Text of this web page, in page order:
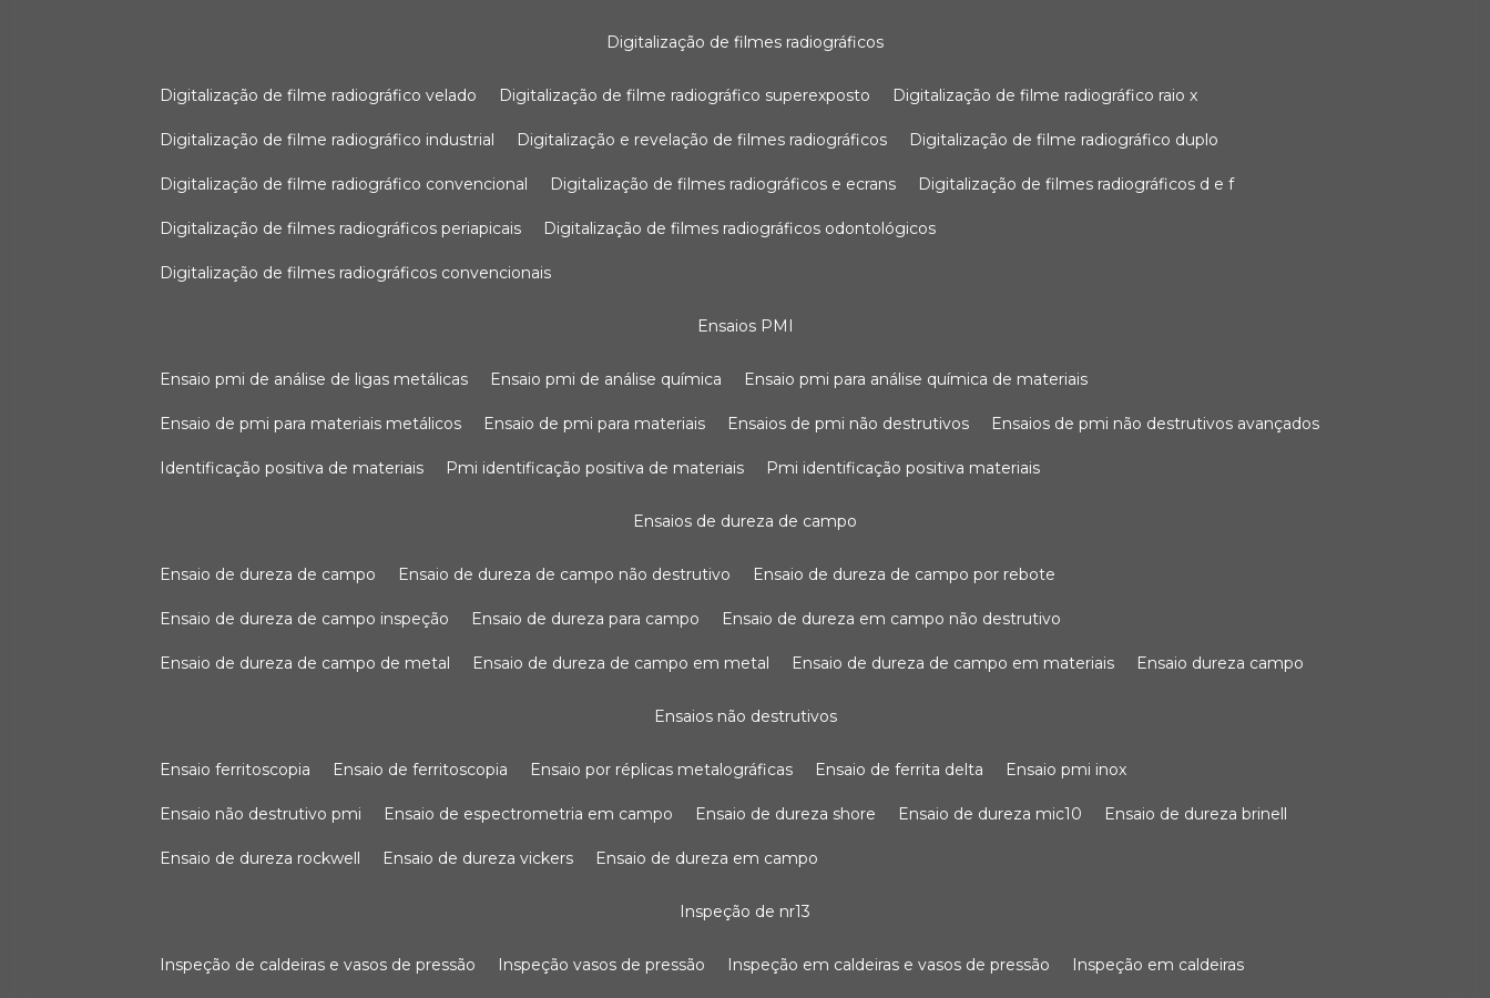
digitalização de filmes radiográficos
digitalização de filme radiográfico velado digitalização de filme radiográfico superexposto digitalização de filme radiográfico raio x
digitalização de filme radiográfico industrial digitalização e revelação de filmes radiográficos digitalização de filme radiográfico duplo
digitalização de filme radiográfico convencional digitalização de filmes radiográficos e ecrans digitalização de filmes radiográficos d e f
digitalização de filmes radiográficos periapicais digitalização de filmes radiográficos odontológicos
digitalização de filmes radiográficos convencionais
ensaios PMI
ensaio pmi de análise de ligas metálicas ensaio pmi de análise química ensaio pmi para análise química de materiais
ensaio de pmi para materiais metálicos ensaio de pmi para materiais ensaios de pmi não destrutivos ensaios de pmi não destrutivos avançados
identificação positiva de materiais pmi identificação positiva de materiais pmi identificação positiva materiais
ensaios de dureza de campo
ensaio de dureza de campo ensaio de dureza de campo não destrutivo ensaio de dureza de campo por rebote
ensaio de dureza de campo inspeção ensaio de dureza para campo ensaio de dureza em campo não destrutivo
ensaio de dureza de campo de metal ensaio de dureza de campo em metal ensaio de dureza de campo em materiais ensaio dureza campo
ensaios não destrutivos
ensaio ferritoscopia ensaio de ferritoscopia ensaio por réplicas metalográficas ensaio de ferrita delta ensaio pmi inox
ensaio não destrutivo pmi ensaio de espectrometria em campo ensaio de dureza shore ensaio de dureza mic10 ensaio de dureza brinell
ensaio de dureza rockwell ensaio de dureza vickers ensaio de dureza em campo
inspeção de nr13
inspeção de caldeiras e vasos de pressão inspeção vasos de pressão inspeção em caldeiras e vasos de pressão inspeção em caldeiras